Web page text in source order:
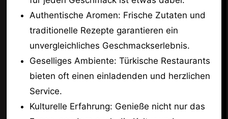
Authentische Aromen: Frische Zutaten und
traditionelle Rezepte garantieren ein
unvergleichliches Geschmackserlebnis.
Geselliges Ambiente: Türkische Restaurants
bieten oft einen einladenden und herzlichen
Service.
Kulturelle Erfahrung: Genieße nicht nur das